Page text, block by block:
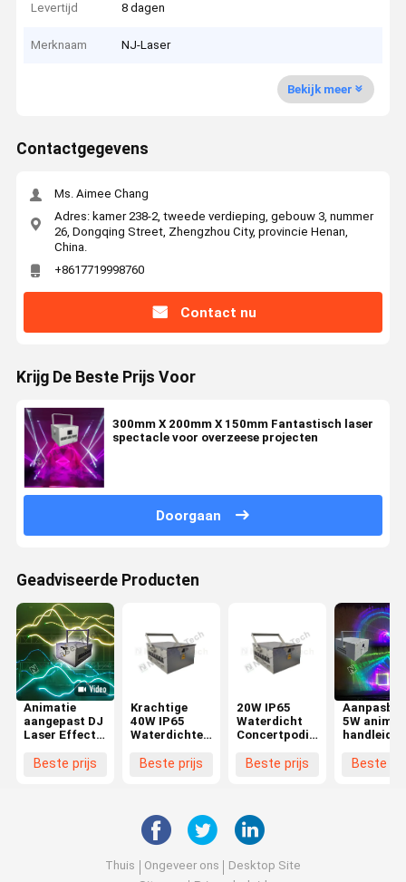
Levertijd 8 dagen
Merknaam NJ-Laser
Bekijk meer
Contactgegevens
Ms. Aimee Chang
Adres: kamer 238-2, tweede verdieping, gebouw 3, nummer
26, Dongqing Street, Zhengzhou City, provincie Henan,
China.
+8617719998760
Contact nu
Krijg De Beste Prijs Voor
300mm X 200mm X 150mm Fantastisch laser
spectacle voor overzeese projecten
Doorgaan
Geadviseerde Producten
Animatie
aangepast DJ
Laser Effect
RGB Disco
Beste prijs
Krachtige
40W IP65
Waterdichte
Laser Voor
Beste prijs
20W IP65
Waterdicht
Concertpodium
Toerismegebied
Beste prijs
5W
Laser
Beste
Thuis Ongeveer ons
Desktop Site